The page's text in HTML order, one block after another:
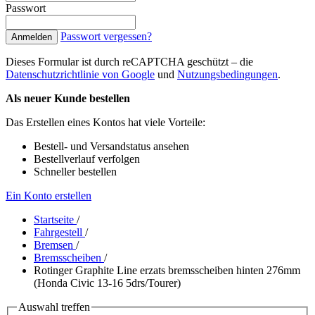
Passwort
Anmelden Passwort vergessen?
Dieses Formular ist durch reCAPTCHA geschützt – die
Datenschutzrichtlinie von Google und Nutzungsbedingungen.
Als neuer Kunde bestellen
Das Erstellen eines Kontos hat viele Vorteile:
Bestell- und Versandstatus ansehen
Bestellverlauf verfolgen
Schneller bestellen
Ein Konto erstellen
Startseite /
Fahrgestell /
Bremsen /
Bremsscheiben /
Rotinger Graphite Line erzats bremsscheiben hinten 276mm
(Honda Civic 13-16 5drs/Tourer)
Auswahl treffen